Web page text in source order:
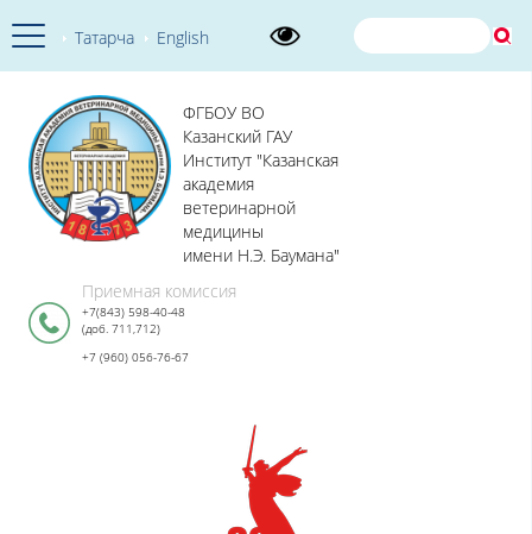
Татарча English
ФГБОУ ВО
Казанский ГАУ
Институт "Казанская
академия
ветеринарной
медицины
имени Н.Э. Баумана"
Приемная комиссия
+7(843) 598-40-48
(доб. 711,712)
+7 (960) 056-76-67